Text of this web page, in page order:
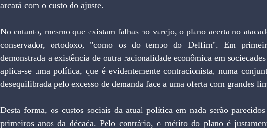
arcará com o custo do ajuste.
No entanto, mesmo que existam falhas no varejo, o plano acerta no
conservador, ortodoxo, "como os do tempo do Delfim". Em
demonstrada a existência de outra racionalidade econômica em
aplica-se uma política, que é evidentemente contracionista, numa
desequilibrada pelo excesso de demanda face a uma oferta com grandes
Desta forma, os custos sociais da atual política em nada serão
primeiros anos da década. Pelo contrário, o mérito do plano é